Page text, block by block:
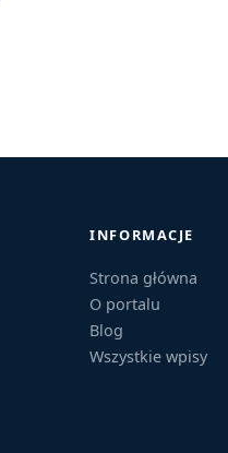
INFORMACJE
Strona główna
O portalu
Blog
Wszystkie wpisy